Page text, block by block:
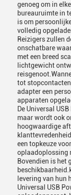
genoeg om in
bureauruimte in
is om
volledig
Reizigers zullen
onschatbare
met een breed
lichtgewicht
tot
adapter een
apparaten
De Universal
maar wordt ook
hoogwaardige
een topkeuze
oplaadoplossing
Bovendien is het
levering van hun
Universal USB